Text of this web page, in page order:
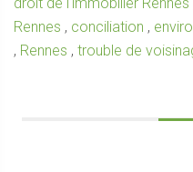
Rennes , conciliation ,
, Rennes , trouble de